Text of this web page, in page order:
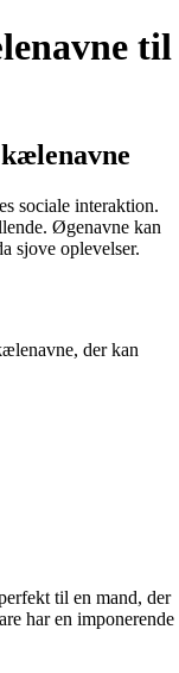
til
sociale interaktion.
Øgenavne kan
sjove oplevelser.
der kan
til en mand, der
har en imponerende